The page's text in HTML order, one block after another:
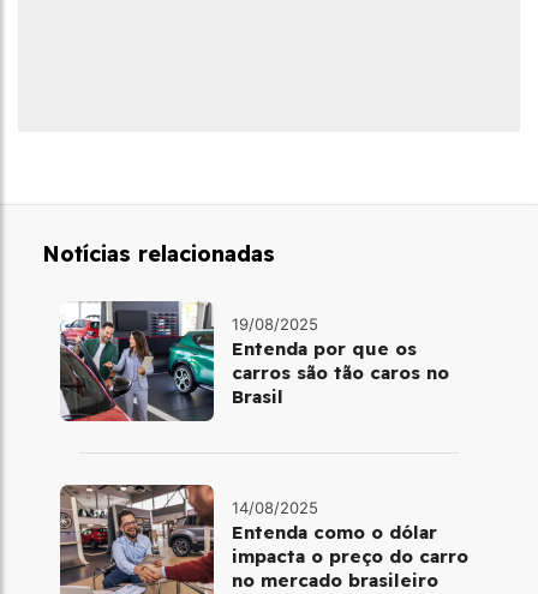
Notícias relacionadas
19/08/2025
Entenda por que os
carros são tão caros no
Brasil
14/08/2025
Entenda como o dólar
impacta o preço do carro
no mercado brasileiro